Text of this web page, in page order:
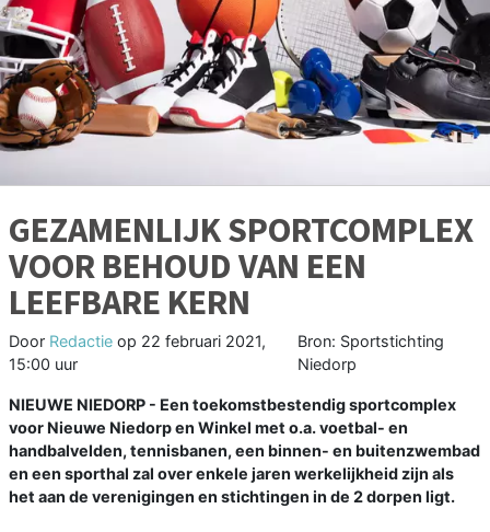
GEZAMENLIJK SPORTCOMPLEX
VOOR BEHOUD VAN EEN
LEEFBARE KERN
Door Redactie op 22 februari 2021,
15:00 uur
Bron: Sportstichting
Niedorp
NIEUWE NIEDORP - Een toekomstbestendig sportcomplex
voor Nieuwe Niedorp en Winkel met o.a. voetbal- en
handbalvelden, tennisbanen, een binnen- en buitenzwembad
en een sporthal zal over enkele jaren werkelijkheid zijn als
het aan de verenigingen en stichtingen in de 2 dorpen ligt.